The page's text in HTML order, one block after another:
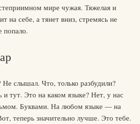
мире чужая. Тяжелая и
на себе, а тянет вниз, стремясь не
попало.
слышал. Что, только разбудили?
тут. Это на каком языке? Нет, у нас
Буквами. На любом языке — на
теперь значительно лучше. Это тебе.